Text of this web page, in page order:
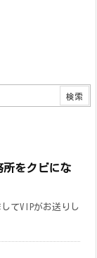
所をクビにな
てVIPがお送りし